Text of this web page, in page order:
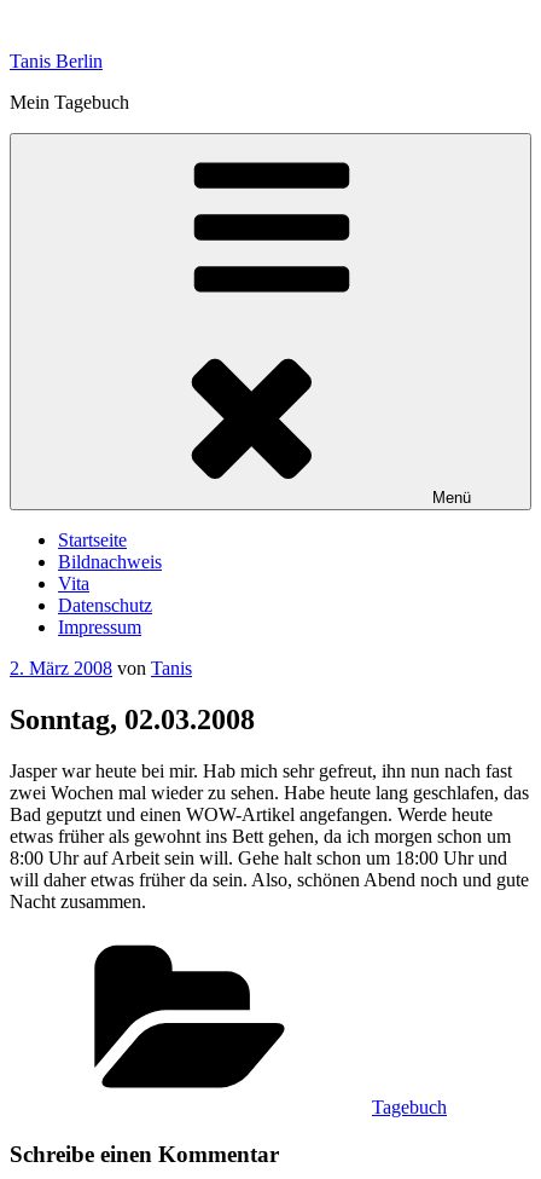
springen
Tanis Berlin
Mein Tagebuch
Menü
Startseite
Bildnachweis
Vita
Datenschutz
Impressum
Veröffentlicht
2. März 2008 von Tanis
Sonntag, 02.03.2008
Jasper war heute bei mir. Hab mich sehr gefreut, ihn nun nach fast
zwei Wochen mal wieder zu sehen. Habe heute lang geschlafen, das
Bad geputzt und einen WOW-Artikel angefangen. Werde heute
etwas früher als gewohnt ins Bett gehen, da ich morgen schon um
8:00 Uhr auf Arbeit sein will. Gehe halt schon um 18:00 Uhr und
will daher etwas früher da sein. Also, schönen Abend noch und gute
Nacht zusammen.
Tagebuch
Schreibe einen Kommentar